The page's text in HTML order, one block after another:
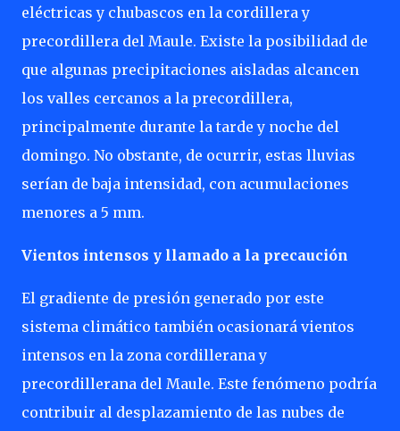
eléctricas y chubascos en la cordillera y
precordillera del Maule. Existe la posibilidad de
que algunas precipitaciones aisladas alcancen
los valles cercanos a la precordillera,
principalmente durante la tarde y noche del
domingo. No obstante, de ocurrir, estas lluvias
serían de baja intensidad, con acumulaciones
menores a 5 mm.
Vientos intensos y llamado a la precaución
El gradiente de presión generado por este
sistema climático también ocasionará vientos
intensos en la zona cordillerana y
precordillerana del Maule. Este fenómeno podría
contribuir al desplazamiento de las nubes de